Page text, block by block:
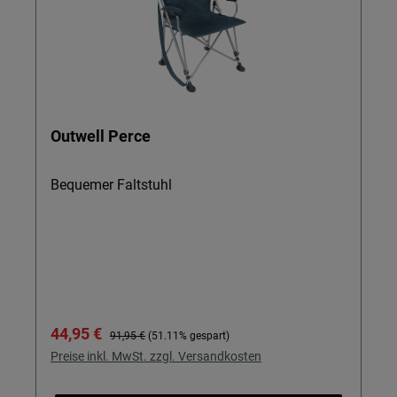
Outwell Perce
Bequemer Faltstuhl
Verkaufspreis:
44,95 € Regulärer Preis:
91,95 € (51.11% gespart)
Preise inkl. MwSt. zzgl. Versandkosten